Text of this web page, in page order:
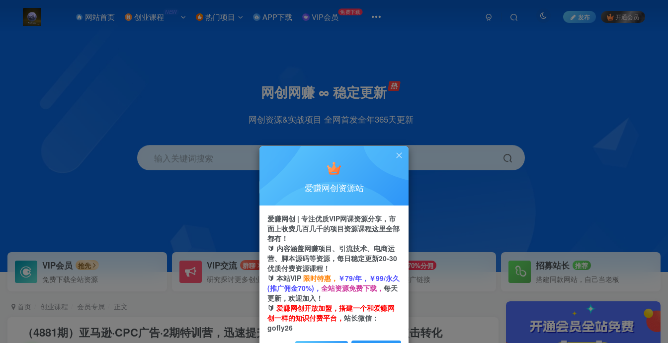
网站首页 创业课程 NEW 热门项目 APP下载 VIP会员 免费下载
发布 开通会员
网创网赚 ∞ 稳定更新
网创资源&实战项目 全网首发全年365天更新
输入关键词搜索
直播 剪辑 小红书
VIP会员 抢先
免费下载全站资源
VIP交流 群聊
研究探讨更多创业项目路子。
VIP推广 70%分佣
会员专属推广链接
招募站长 推荐
搭建同款网站，自己当老板
首页 创业课程 会员专属 正文
（4881期）亚马逊·CPC广告·2期特训营，迅速提升广告基础，广告技能，广告点击转化
爱赚网创资源站
爱赚网创 | 专注优质VIP网课资源分享，市
面上收费几百几千的项目资源课程这里全部
都有！
🔰 内容涵盖网赚项目、引流技术、电商运
营、脚本源码等资源，每日稳定更新20-30
优质付费资源课程！
🔰 本站VIP 限时特惠， ￥79/年，￥99/永久
(推广佣金70%)， 全站资源免费下载， 每天
更新，欢迎加入！
🔰 爱赚网创开放加盟，搭建一个和爱赚网
创一样的知识付费平台， 站长微信：
gofly26